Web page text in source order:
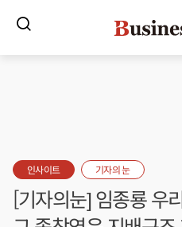
인사이트 기자의 눈
[기자의눈] 임종룡 우